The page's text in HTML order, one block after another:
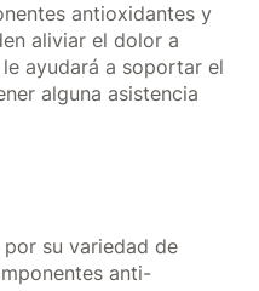
antioxidantes y
aliviar el dolor a
ayudará a soportar el
alguna asistencia
su variedad de
anti-